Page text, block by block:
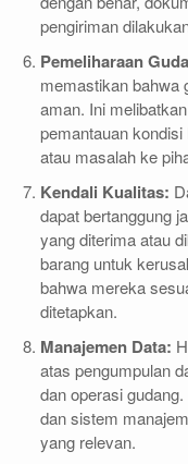
pengiriman
Pemeliharaan
memastikan bahwa
aman. Ini
pemantauan
atau masalah ke
Kendali Kualitas:
dapat bertanggung
yang diterima atau
barang untuk
bahwa mereka
ditetapkan.
Manajemen Data:
atas pengumpulan
dan operasi
dan sistem
yang relevan.